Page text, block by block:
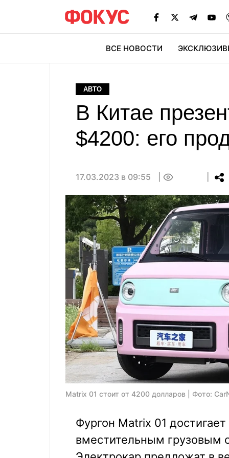
ВСЕ НОВОСТИ
АВТО
В Китае
$4200: его
17.03.2023 в 09:55
Matrix 01 стоит от 4200 долларов | Фото:
Фургон Matrix 01
вместительным грузовым